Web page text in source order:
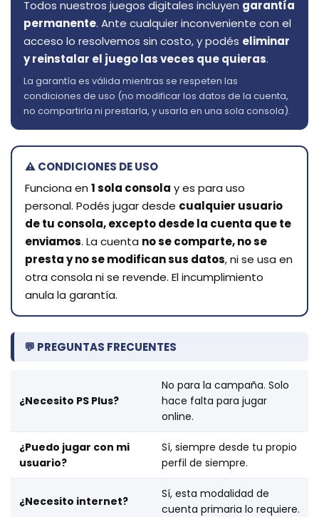
Todos nuestros juegos digitales incluyen garantía
permanente. Ante cualquier inconveniente con el
acceso lo resolvemos sin costo, y podés eliminar
y reinstalar el juego las veces que quieras.
La garantía es válida mientras se respeten las
condiciones de uso (no modificar los datos de la cuenta,
no compartirla ni prestarla, y usarla en una sola consola).
⚠️ CONDICIONES DE USO
Funciona en 1 sola consola y es para uso
personal. Podés jugar desde cualquier usuario
de tu consola, excepto desde la cuenta que te
enviamos. La cuenta no se comparte, no se
presta y no se modifican sus datos, ni se usa en
otra consola ni se revende. El incumplimiento
anula la garantía.
💬 PREGUNTAS FRECUENTES
¿Necesito PS Plus?
No para la campaña. Solo
hace falta para jugar
online.
¿Puedo jugar con mi
usuario?
Sí, siempre desde tu propio
perfil de siempre.
¿Necesito internet?
Sí, esta modalidad de
cuenta primaria lo requiere.